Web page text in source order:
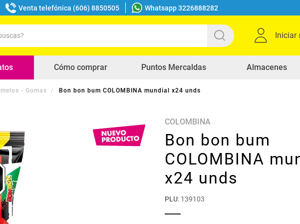
Venta telefónica (606) 8850505 Whatsapp 3226888282
Iniciar
Cómo comprar Puntos Mercaldas Almacenes
- Gomas Bon bon bum COLOMBINA mundial x24 unds
COLOMBINA
Bon bon bum
COLOMBINA
x24 unds
PLU: 139103
buscados